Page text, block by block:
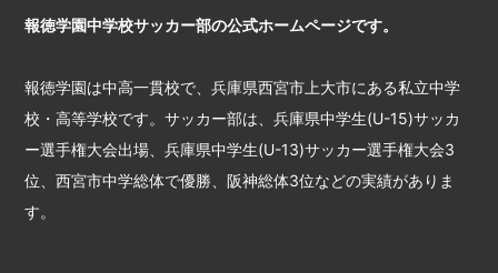
報徳学園中学校サッカー部の公式ホームページです。
報徳学園は中高一貫校で、兵庫県西宮市上大市にある私立中学
校・高等学校です。サッカー部は、兵庫県中学生(U-15)サッカ
ー選手権大会出場、兵庫県中学生(U-13)サッカー選手権大会3
位、西宮市中学総体で優勝、阪神総体3位などの実績がありま
す。